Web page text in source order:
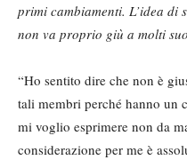
primi cambiamenti. L’idea di
non va proprio giù a molti
“Ho sentito dire che non è
tali membri perché hanno un
mi voglio esprimere non da
considerazione per me è